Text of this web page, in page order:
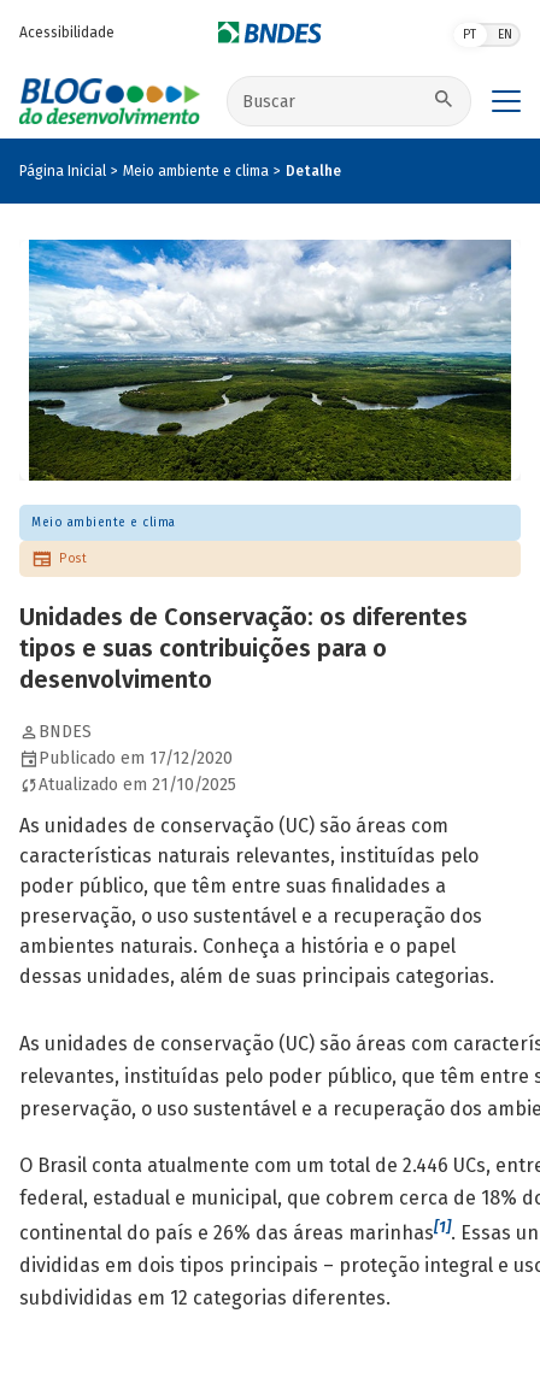
Acessibilidade PT EN
Buscar no site
Página Inicial Meio ambiente e clima Detalhe
Meio ambiente e clima
Post
Unidades de Conservação: os diferentes
tipos e suas contribuições para o
desenvolvimento
BNDES
Publicado em 17/12/2020
Atualizado em 21/10/2025
As unidades de conservação (UC) são áreas com
características naturais relevantes, instituídas pelo
poder público, que têm entre suas finalidades a
preservação, o uso sustentável e a recuperação dos
ambientes naturais. Conheça a história e o papel
dessas unidades, além de suas principais categorias.
As unidades de conservação (UC) são áreas com
relevantes, instituídas pelo poder público, que têm entre
preservação, o uso sustentável e a recuperação dos
O Brasil conta atualmente com um total de 2.446 UCs,
federal, estadual e municipal, que cobrem cerca de 18%
continental do país e 26% das áreas marinhas[1]. Essas
divididas em dois tipos principais – proteção integral e
subdivididas em 12 categorias diferentes.